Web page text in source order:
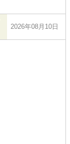
2026年08月10日